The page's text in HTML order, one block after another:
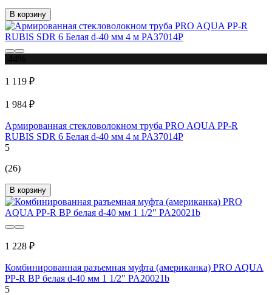
В корзину
1 119 ₽
1 984 ₽
Армированная стекловолокном труба PRO AQUA PP-R
RUBIS SDR 6 Белая d-40 мм 4 м PA37014P
5
(26)
В корзину
1 228 ₽
Комбинированная разъемная муфта (американка) PRO AQUA
PP-R ВР белая d-40 мм 1 1/2" PA20021b
5